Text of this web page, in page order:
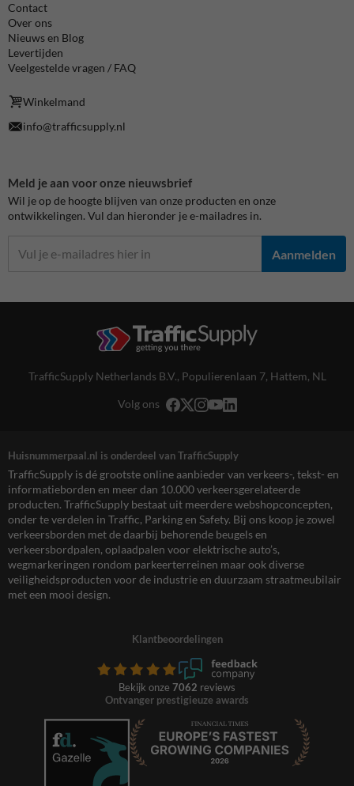
Contact
Over ons
Nieuws en Blog
Levertijden
Veelgestelde vragen / FAQ
Winkelmand
info@trafficsupply.nl
Meld je aan voor onze nieuwsbrief
Wil je op de hoogte blijven van onze producten en onze
ontwikkelingen. Vul dan hieronder je e-mailadres in.
Aanmelden
TrafficSupply Netherlands B.V., Populierenlaan 7, Hattem, NL
Volg ons
Huisnummerpaal.nl is onderdeel van TrafficSupply
TrafficSupply is dé grootste online aanbieder van verkeers-, tekst- en
informatieborden en meer dan 10.000 verkeersgerelateerde
producten. TrafficSupply bestaat uit meerdere webshopconcepten,
onder te verdelen in Traffic, Parking en Safety. Bij ons koop je zowel
verkeersborden met de daarbij behorende beugels en
verkeersbordpalen, oplaadpalen voor elektrische auto’s,
wegmarkeringen rondom parkeerterreinen maar ook diverse
veiligheidsproducten voor de industrie en duurzaam straatmeubilair
met een mooi design.
Klantbeoordelingen
Bekijk onze 7062 reviews
Ontvanger prestigieuze awards